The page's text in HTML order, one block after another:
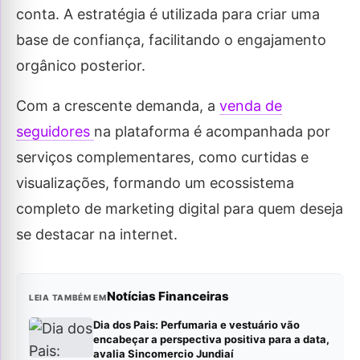
conta. A estratégia é utilizada para criar uma
base de confiança, facilitando o engajamento
orgânico posterior.
Com a crescente demanda, a venda de
seguidores na plataforma é acompanhada por
serviços complementares, como curtidas e
visualizações, formando um ecossistema
completo de marketing digital para quem deseja
se destacar na internet.
LEIA TAMBÉM EMNotícias Financeiras
Dia dos Pais: Perfumaria e vestuário vão
encabeçar a perspectiva positiva para a data,
avalia Sincomercio Jundiaí